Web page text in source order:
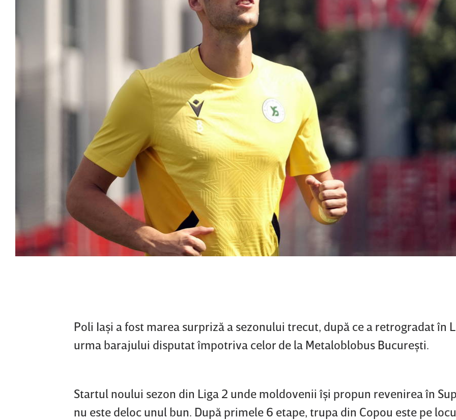
Poli Iaşi a fost marea surpriză a sezonului trecut, după ce a retrogradat în
urma barajului disputat împotriva celor de la Metaloblobus Bucureşti.
Startul noului sezon din Liga 2 unde moldovenii îşi propun revenirea în
nu este deloc unul bun. După primele 6 etape, trupa din Copou este pe